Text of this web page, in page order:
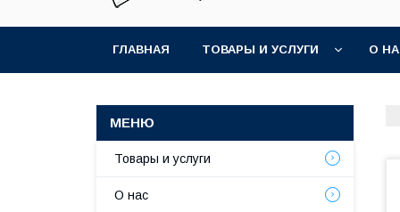
ГЛАВНАЯ ТОВАРЫ И УСЛУГИ О
Товары и услуги
О нас